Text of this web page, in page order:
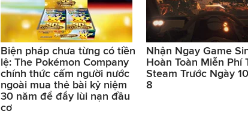
Biện pháp chưa từng có tiền
lệ: The Pokémon Company
chính thức cấm người nước
ngoài mua thẻ bài kỷ niệm
30 năm để đẩy lùi nạn đầu
cơ
Nhận Ngay Game
Hoàn Toàn Miễn Phí
Steam Trước Ngày
8